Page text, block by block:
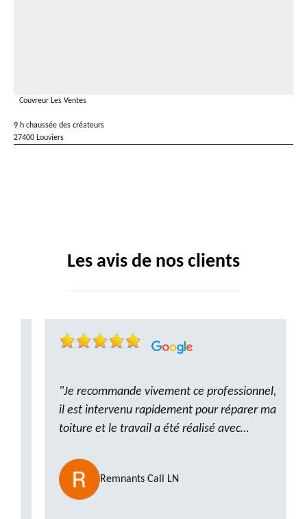
Couvreur Les Ventes
9 h chaussée des créateurs
27400 Louviers
Les avis de nos clients
"Je recommande vivement ce professionnel,
il est intervenu rapidement pour réparer ma
toiture et le travail a été réalisé avec
ponctuel et à l’écoute, le résultat est
impeccable et le chantier a été laissé propre.
Un artisan de confiance que je n’hésiterai pas
Remnants Call LN